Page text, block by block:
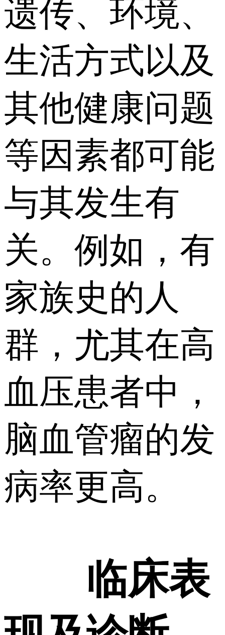
遗传、环境、
生活方式以及
其他健康问题
等因素都可能
与其发生有
关。例如，有
家族史的人
群，尤其在高
血压患者中，
脑血管瘤的发
病率更高。
临床表